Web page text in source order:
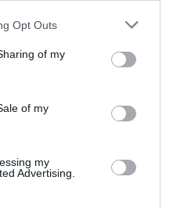
Opt Outs
of my
of my
my
Advertising.
8 octobre 2014 - 14 h
sinon Munich,
[or UE]) reste
liaison directe!
RÉPONDRE